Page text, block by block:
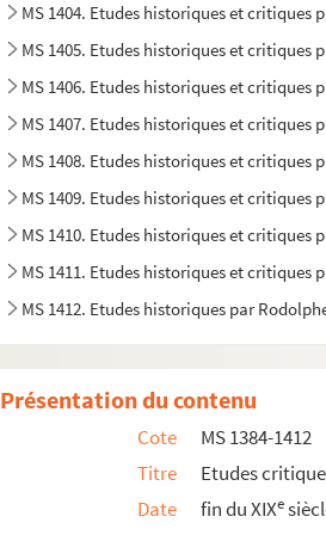
MS 1404. Etudes historiques et
MS 1405. Etudes historiques et critiques
MS 1406. Etudes historiques et
MS 1407. Etudes historiques et
MS 1408. Etudes historiques et critiques
MS 1409. Etudes historiques et
MS 1410. Etudes historiques et critiques
MS 1411. Etudes historiques et
MS 1412. Etudes historiques par
Présentation du contenu
Cote
MS 1384-1412
Titre
Etudes
Date
fin du XIXe